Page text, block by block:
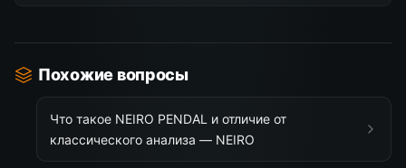
Похожие вопросы
Что такое NEIRO PENDAL и отличие от
классического анализа — NEIRO